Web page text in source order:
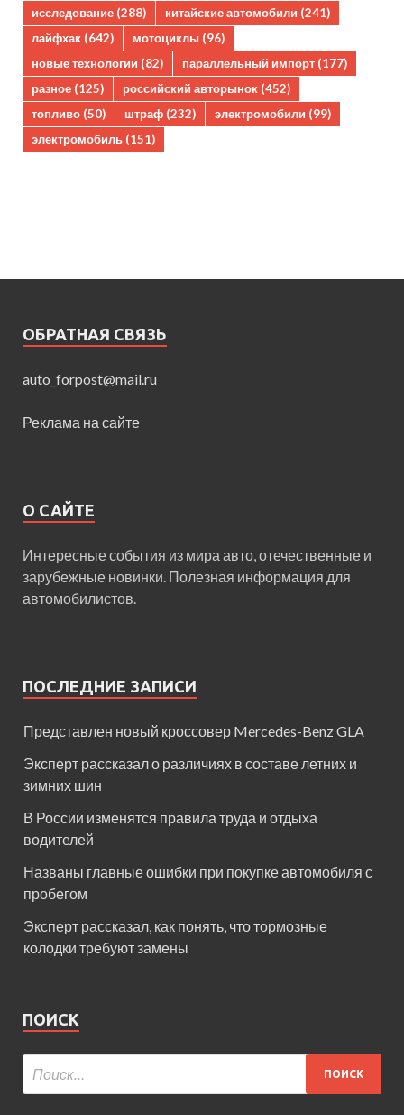
исследование (288) китайские автомобили (241)
лайфхак (642) мотоциклы (96)
новые технологии (82) параллельный импорт (177)
разное (125) российский авторынок (452)
топливо (50) штраф (232) электромобили (99)
электромобиль (151)
ОБРАТНАЯ СВЯЗЬ
auto_forpost@mail.ru
Реклама на сайте
О САЙТЕ
Интересные события из мира авто, отечественные и
зарубежные новинки. Полезная информация для
автомобилистов.
ПОСЛЕДНИЕ ЗАПИСИ
Представлен новый кроссовер Mercedes-Benz GLA
Эксперт рассказал о различиях в составе летних и
зимних шин
В России изменятся правила труда и отдыха
водителей
Названы главные ошибки при покупке автомобиля с
пробегом
Эксперт рассказал, как понять, что тормозные
колодки требуют замены
ПОИСК